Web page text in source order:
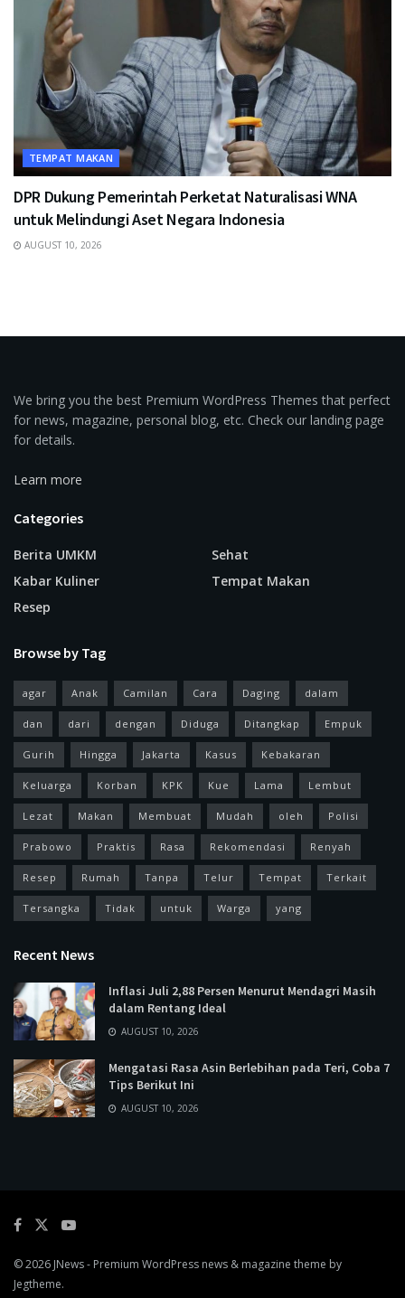
TEMPAT MAKAN
DPR Dukung Pemerintah Perketat Naturalisasi WNA
untuk Melindungi Aset Negara Indonesia
AUGUST 10, 2026
We bring you the best Premium WordPress Themes that perfect
for news, magazine, personal blog, etc. Check our landing page
for details.
Learn more
Categories
Berita UMKM
Kabar Kuliner
Resep
Sehat
Tempat Makan
Browse by Tag
agar Anak Camilan Cara Daging dalam
dan dari dengan Diduga Ditangkap Empuk
Gurih Hingga Jakarta Kasus Kebakaran
Keluarga Korban KPK Kue Lama Lembut
Lezat Makan Membuat Mudah oleh Polisi
Prabowo Praktis Rasa Rekomendasi Renyah
Resep Rumah Tanpa Telur Tempat Terkait
Tersangka Tidak untuk Warga yang
Recent News
Inflasi Juli 2,88 Persen Menurut Mendagri Masih
dalam Rentang Ideal
AUGUST 10, 2026
Mengatasi Rasa Asin Berlebihan pada Teri, Coba 7
Tips Berikut Ini
AUGUST 10, 2026
© 2026 JNews- Premium WordPress news & magazine theme by
Jegtheme.